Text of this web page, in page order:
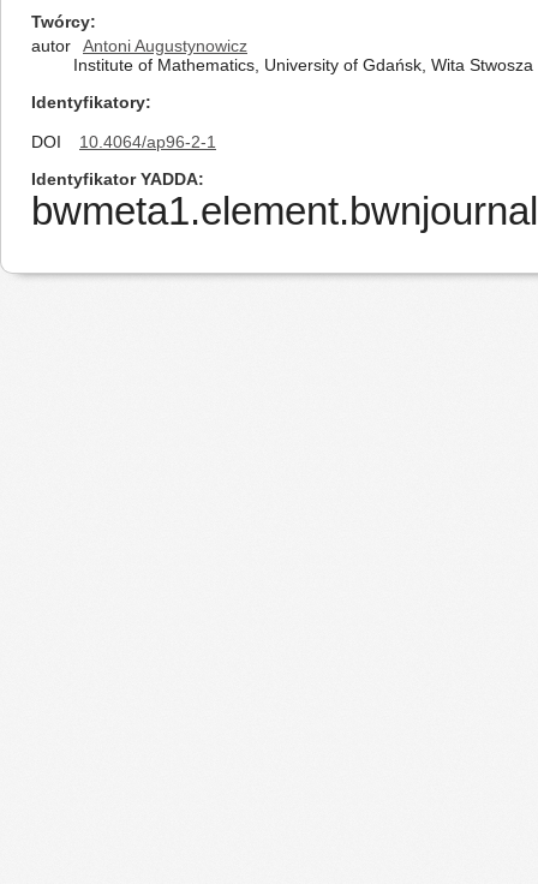
Twórcy
autor
Antoni Augustynowicz
Institute of Mathematics, University of Gdańsk, Wita
Identyfikatory
DOI
10.4064/ap96-2-1
Identyfikator YADDA